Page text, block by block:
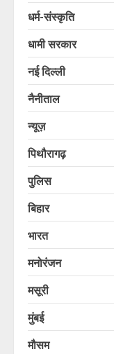
धर्म-संस्कृति
धामी सरकार
नई दिल्ली
नैनीताल
न्यूज़
पिथौरागढ़
पुलिस
बिहार
भारत
मनोरंजन
मसूरी
मुंबई
मौसम
4